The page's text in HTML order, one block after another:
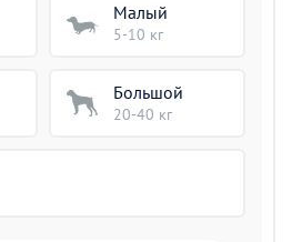
Малый
5-10 кг
Большой
20-40 кг